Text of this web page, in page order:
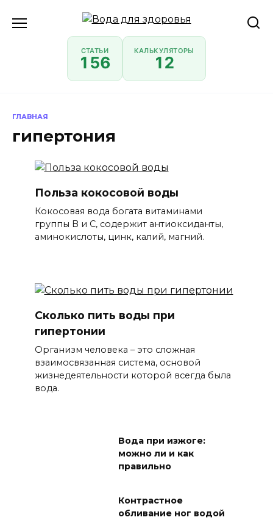
СТАТЬИ
156
КАЛЬКУЛЯТОРЫ
12
ГЛАВНАЯ
гипертония
Польза кокосовой воды
Кокосовая вода богата витаминами
группы B и C, содержит антиоксиданты,
аминокислоты, цинк, калий, магний.
Сколько пить воды при
гипертонии
Организм человека – это сложная
взаимосвязанная система, основой
жизнедеятельности которой всегда была
вода.
Вода при изжоге:
можно ли и как
правильно
Контрастное
обливание ног водой